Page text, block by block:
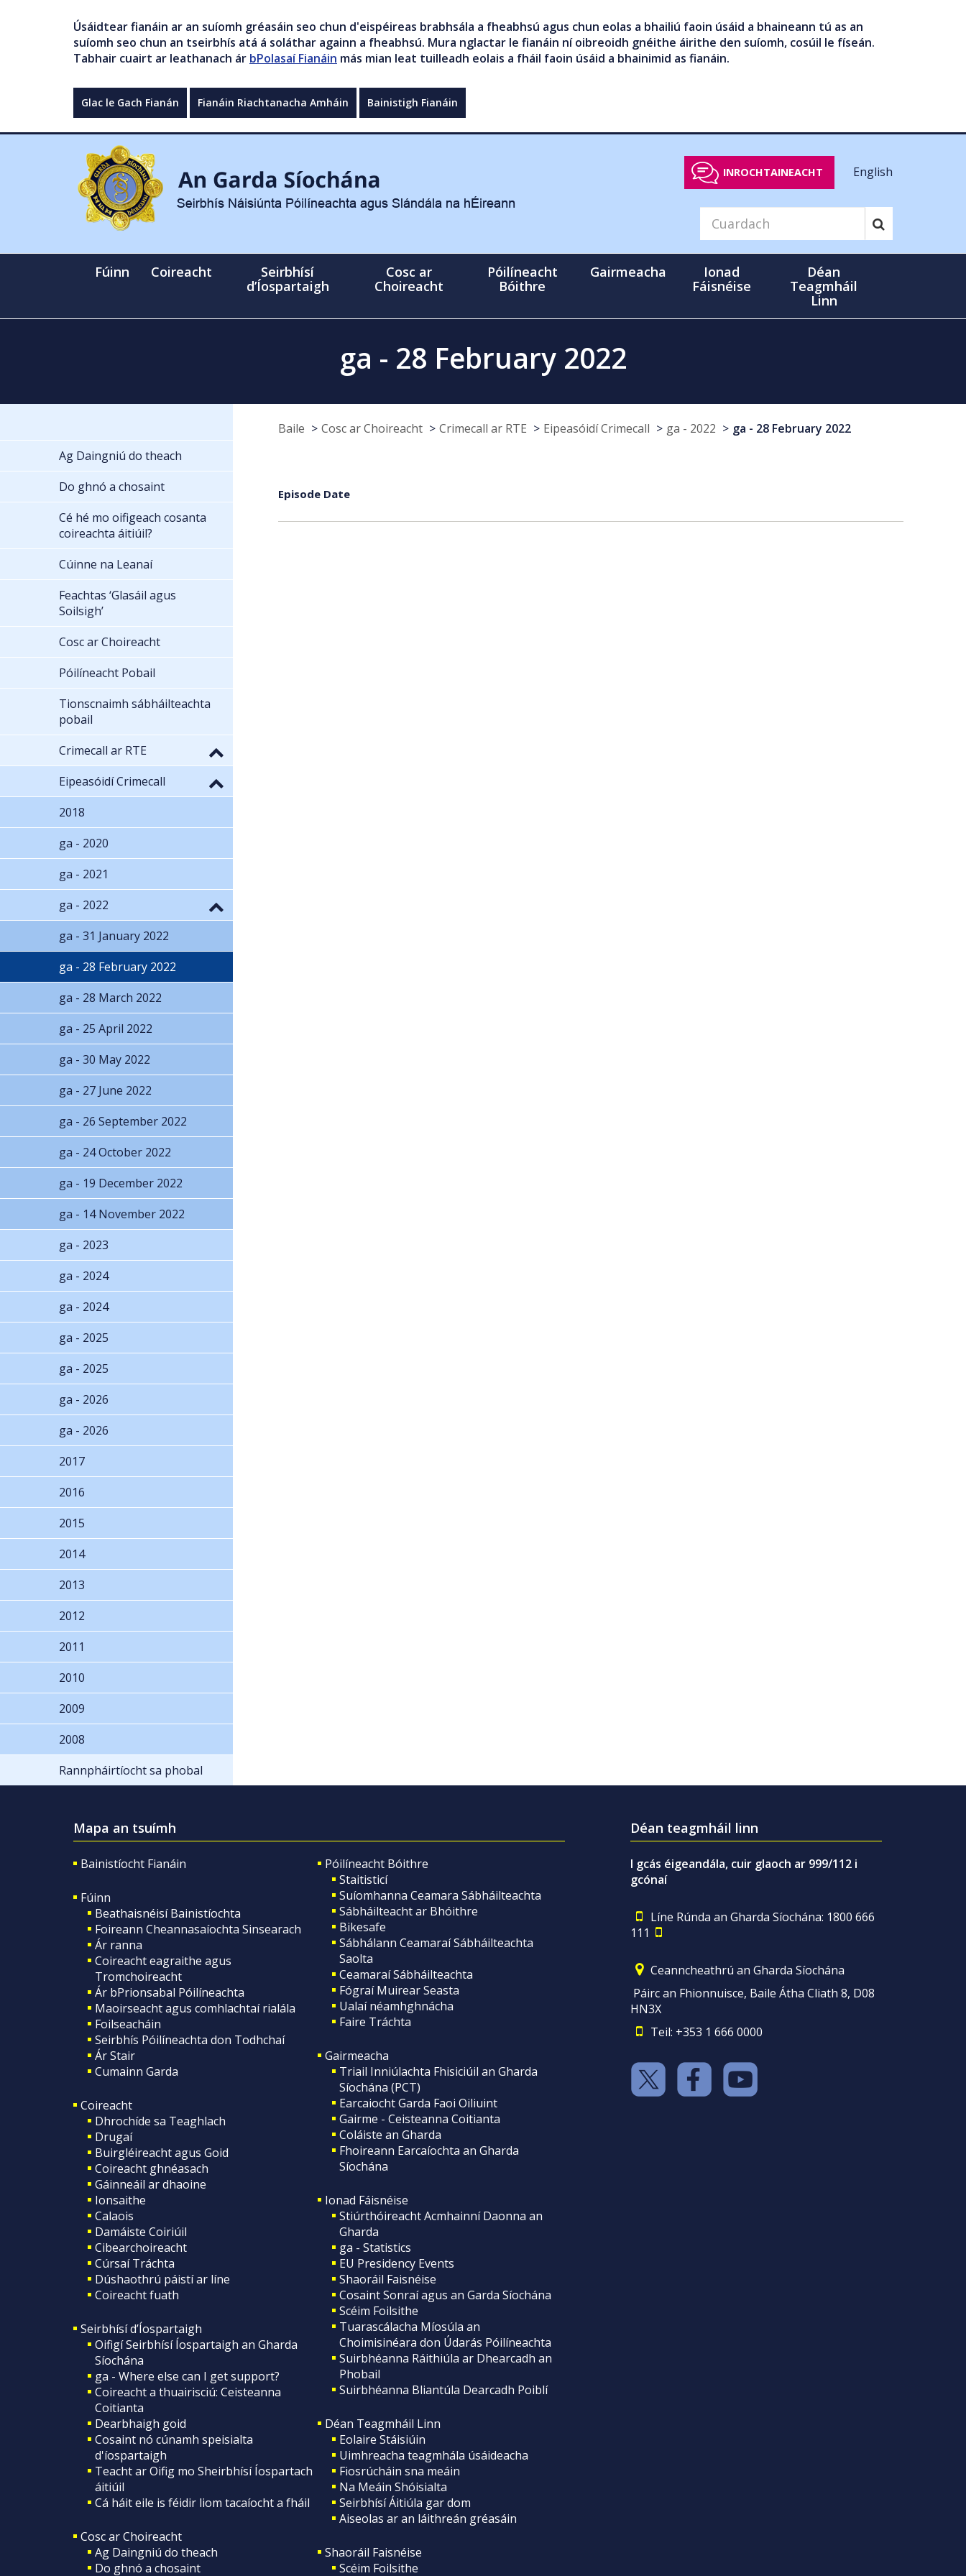
Úsáidtear fianáin ar an suíomh gréasáin seo chun d'eispéireas brabhsála a fheabhsú agus chun eolas a bhailiú faoin úsáid a bhaineann tú as an
suíomh seo chun an tseirbhís atá á soláthar againn a fheabhsú. Mura nglactar le fianáin ní oibreoidh gnéithe áirithe den suíomh, cosúil le físeán.
Tabhair cuairt ar leathanach ár bPolasaí Fianáin más mian leat tuilleadh eolais a fháil faoin úsáid a bhainimid as fianáin.
Glac le Gach Fianán Fianáin Riachtanacha Amháin Bainistigh Fianáin
INROCHTAINEACHT English
Fúinn Coireacht
Seirbhísí
d’Íospartaigh
Cosc ar
Choireacht
Póilíneacht
Bóithre
Gairmeacha
Ionad
Fáisnéise
Déan
Teagmháil
Linn
ga - 28 February 2022
Baile Cosc ar Choireacht Crimecall ar RTE Eipeasóidí Crimecall ga - 2022 ga - 28 February 2022
Episode Date
Ag Daingniú do theach
Do ghnó a chosaint
Cé hé mo oifigeach cosanta
coireachta áitiúil?
Cúinne na Leanaí
Feachtas ‘Glasáil agus
Soilsigh’
Cosc ar Choireacht
Póilíneacht Pobail
Tionscnaimh sábháilteachta
pobail
Crimecall ar RTE
Eipeasóidí Crimecall
2018
ga - 2020
ga - 2021
ga - 2022
ga - 31 January 2022
ga - 28 February 2022
ga - 28 March 2022
ga - 25 April 2022
ga - 30 May 2022
ga - 27 June 2022
ga - 26 September 2022
ga - 24 October 2022
ga - 19 December 2022
ga - 14 November 2022
ga - 2023
ga - 2024
ga - 2024
ga - 2025
ga - 2025
ga - 2026
ga - 2026
2017
2016
2015
2014
2013
2012
2011
2010
2009
2008
Rannpháirtíocht sa phobal
Mapa an tsuímh
Bainistíocht Fianáin
Fúinn
Beathaisnéisí Bainistíochta
Foireann Cheannasaíochta Sinsearach
Ár ranna
Coireacht eagraithe agus
Tromchoireacht
Ár bPrionsabal Póilíneachta
Maoirseacht agus comhlachtaí rialála
Foilseacháin
Seirbhís Póilíneachta don Todhchaí
Ár Stair
Cumainn Garda
Coireacht
Dhrochíde sa Teaghlach
Drugaí
Buirgléireacht agus Goid
Coireacht ghnéasach
Gáinneáil ar dhaoine
Ionsaithe
Calaois
Damáiste Coiriúil
Cibearchoireacht
Cúrsaí Tráchta
Dúshaothrú páistí ar líne
Coireacht fuath
Seirbhísí d’Íospartaigh
Oifigí Seirbhísí Íospartaigh an Gharda
Síochána
ga - Where else can I get support?
Coireacht a thuairisciú: Ceisteanna
Coitianta
Dearbhaigh goid
Cosaint nó cúnamh speisialta
d'íospartaigh
Teacht ar Oifig mo Sheirbhísí Íospartach
áitiúil
Cá háit eile is féidir liom tacaíocht a fháil
Cosc ar Choireacht
Ag Daingniú do theach
Do ghnó a chosaint
Póilíneacht Bóithre
Staitisticí
Suíomhanna Ceamara Sábháilteachta
Sábháilteacht ar Bhóithre
Bikesafe
Sábhálann Ceamaraí Sábháilteachta
Saolta
Ceamaraí Sábháilteachta
Fógraí Muirear Seasta
Ualaí néamhghnácha
Faire Tráchta
Gairmeacha
Triail Inniúlachta Fhisiciúil an Gharda
Síochána (PCT)
Earcaiocht Garda Faoi Oiliuint
Gairme - Ceisteanna Coitianta
Coláiste an Gharda
Fhoireann Earcaíochta an Gharda
Síochána
Ionad Fáisnéise
Stiúrthóireacht Acmhainní Daonna an
Gharda
ga - Statistics
EU Presidency Events
Shaoráil Faisnéise
Cosaint Sonraí agus an Garda Síochána
Scéim Foilsithe
Tuarascálacha Míosúla an
Choimisinéara don Údarás Póilíneachta
Suirbhéanna Ráithiúla ar Dhearcadh an
Phobail
Suirbhéanna Bliantúla Dearcadh Poiblí
Déan Teagmháil Linn
Eolaire Stáisiúin
Uimhreacha teagmhála úsáideacha
Fiosrúcháin sna meáin
Na Meáin Shóisialta
Seirbhísí Áitiúla gar dom
Aiseolas ar an láithreán gréasáin
Shaoráil Faisnéise
Scéim Foilsithe
Déan teagmháil linn
I gcás éigeandála, cuir glaoch ar 999/112 i
gcónaí
Líne Rúnda an Gharda Síochána: 1800 666
111
Ceanncheathrú an Gharda Síochána
Páirc an Fhionnuisce, Baile Átha Cliath 8, D08
HN3X
Teil: +353 1 666 0000